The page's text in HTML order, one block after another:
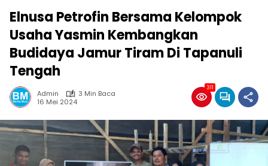
Elnusa Petrofin Bersama Kelompok
Usaha Yasmin Kembangkan
Budidaya Jamur Tiram Di Tapanuli
Tengah
Admin
3 Min Baca
16 Mei 2024
311